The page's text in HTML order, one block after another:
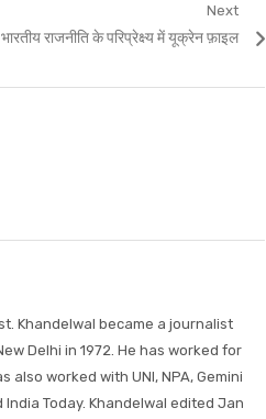
Next
Next
भारतीय राजनीति के परिप्रेक्ष्य में यूक्रेन फ़ाइल
Khandelwal became a journalist
Delhi in 1972. He has worked for
worked with UNI, NPA, Gemini
Today. Khandelwal edited Jan